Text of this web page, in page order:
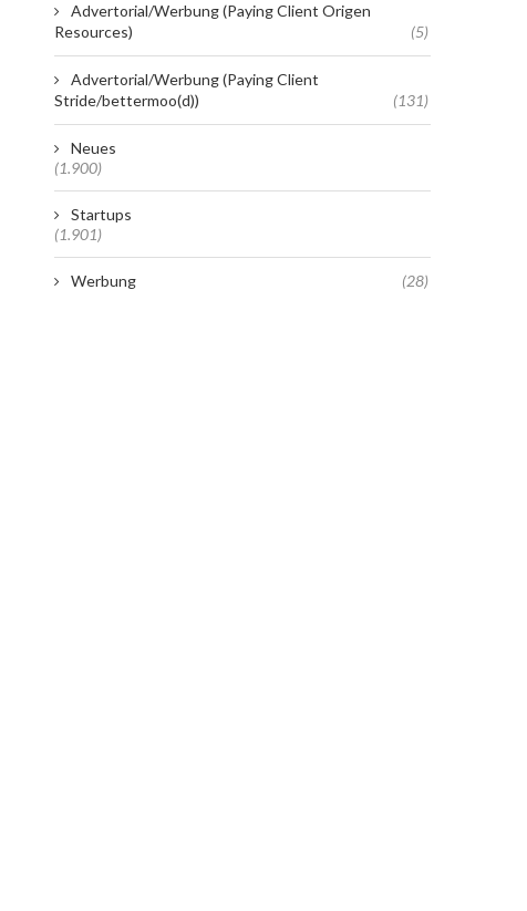
Advertorial/Werbung (Paying Client Origen
Resources)
(5)
Advertorial/Werbung (Paying Client
Stride/bettermoo(d))
(131)
Neues
(1.900)
Startups
(1.901)
Werbung (28)